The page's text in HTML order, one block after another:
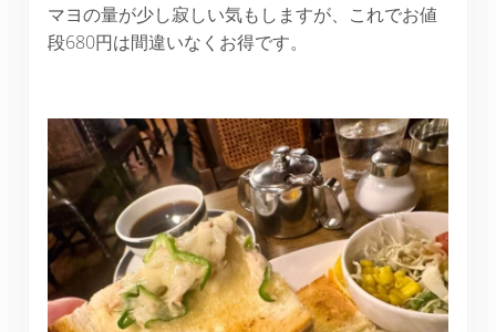
マヨの量が少し寂しい気もしますが、これでお値
段680円は間違いなくお得です。